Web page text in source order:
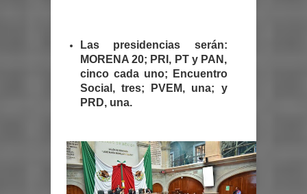
Las presidencias serán:
MORENA 20; PRI, PT y PAN,
cinco cada uno; Encuentro
Social, tres; PVEM, una; y
PRD, una.